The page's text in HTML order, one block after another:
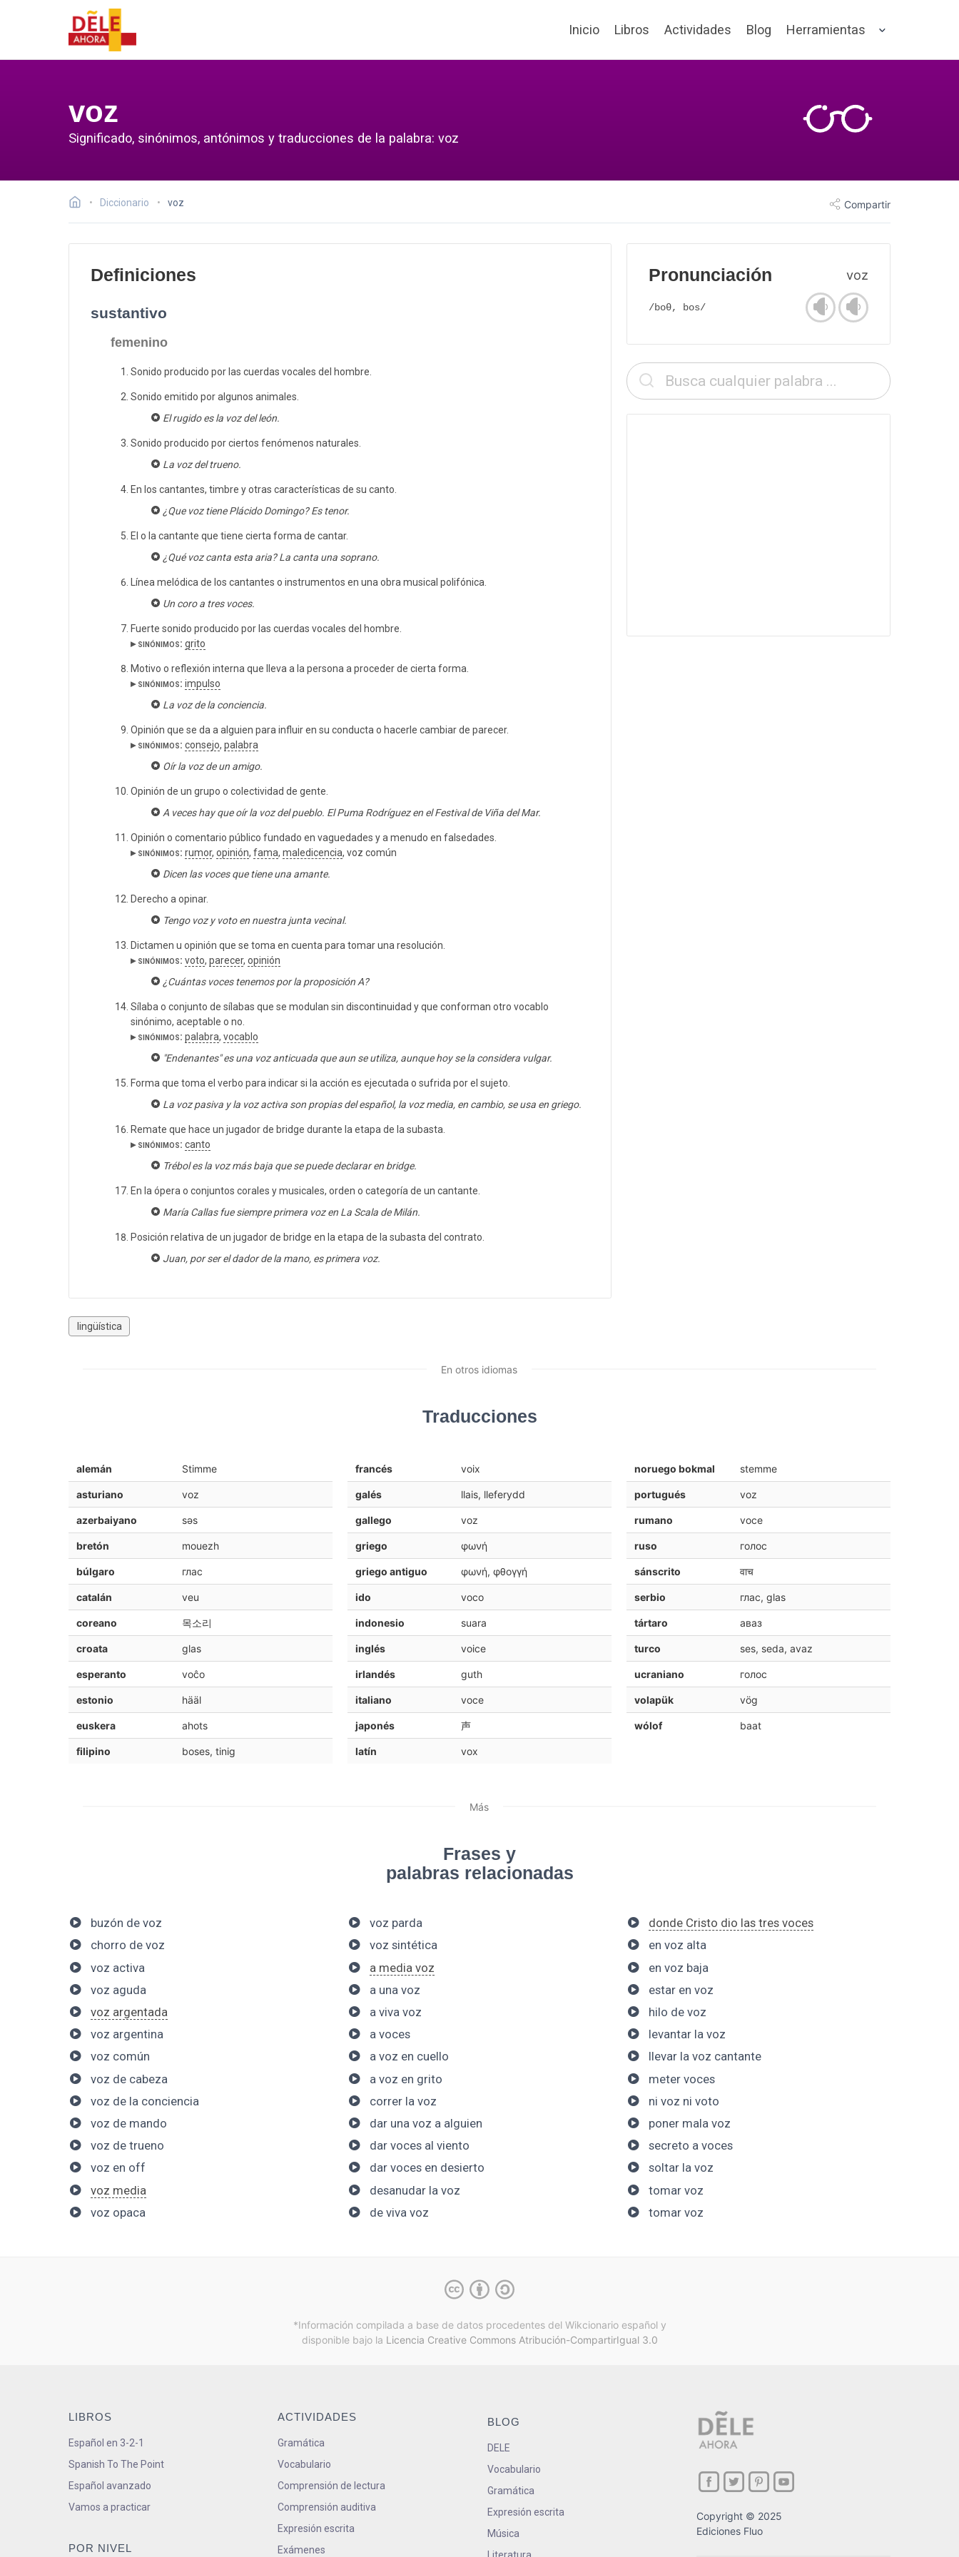
Inicio Libros Actividades Blog Herramientas
voz
Significado, sinónimos, antónimos y traducciones de la palabra: voz
Diccionario voz Compartir
Definiciones
sustantivo
femenino
Sonido producido por las cuerdas vocales del hombre.
Sonido emitido por algunos animales.
El rugido es la voz del león.
Sonido producido por ciertos fenómenos naturales.
La voz del trueno.
En los cantantes, timbre y otras características de su canto.
¿Que voz tiene Plácido Domingo? Es tenor.
El o la cantante que tiene cierta forma de cantar.
¿Qué voz canta esta aria? La canta una soprano.
Línea melódica de los cantantes o instrumentos en una obra musical polifónica.
Un coro a tres voces.
Fuerte sonido producido por las cuerdas vocales del hombre.
▸ sinónimos: grito
Motivo o reflexión interna que lleva a la persona a proceder de cierta forma.
▸ sinónimos: impulso
La voz de la conciencia.
Opinión que se da a alguien para influir en su conducta o hacerle cambiar de parecer.
▸ sinónimos: consejo, palabra
Oír la voz de un amigo.
Opinión de un grupo o colectividad de gente.
A veces hay que oír la voz del pueblo. El Puma Rodríguez en el Festival de Viña del Mar.
Opinión o comentario público fundado en vaguedades y a menudo en falsedades.
▸ sinónimos: rumor, opinión, fama, maledicencia, voz común
Dicen las voces que tiene una amante.
Derecho a opinar.
Tengo voz y voto en nuestra junta vecinal.
Dictamen u opinión que se toma en cuenta para tomar una resolución.
▸ sinónimos: voto, parecer, opinión
¿Cuántas voces tenemos por la proposición A?
Sílaba o conjunto de sílabas que se modulan sin discontinuidad y que conforman otro vocablo
sinónimo, aceptable o no.
▸ sinónimos: palabra, vocablo
"Endenantes" es una voz anticuada que aun se utiliza, aunque hoy se la considera vulgar.
Forma que toma el verbo para indicar si la acción es ejecutada o sufrida por el sujeto.
La voz pasiva y la voz activa son propias del español, la voz media, en cambio, se usa en griego.
Remate que hace un jugador de bridge durante la etapa de la subasta.
▸ sinónimos: canto
Trébol es la voz más baja que se puede declarar en bridge.
En la ópera o conjuntos corales y musicales, orden o categoría de un cantante.
María Callas fue siempre primera voz en La Scala de Milán.
Posición relativa de un jugador de bridge en la etapa de la subasta del contrato.
Juan, por ser el dador de la mano, es primera voz.
lingüística
Pronunciación voz
/boθ, bos/
En otros idiomas
Traducciones
alemán Stimme
asturiano voz
azerbaiyano səs
bretón mouezh
búlgaro глас
catalán veu
coreano 목소리
croata glas
esperanto voĉo
estonio hääl
euskera ahots
filipino boses, tinig
francés voix
galés llais, lleferydd
gallego voz
griego φωνή
griego antiguo φωνή, φθογγή
ido voco
indonesio suara
inglés voice
irlandés guth
italiano voce
japonés 声
latín vox
noruego bokmal stemme
portugués voz
rumano voce
ruso голос
sánscrito वाच
serbio глас, glas
tártaro аваз
turco ses, seda, avaz
ucraniano голос
volapük vög
wólof baat
Más
Frases y
palabras relacionadas
buzón de voz
chorro de voz
voz activa
voz aguda
voz argentada
voz argentina
voz común
voz de cabeza
voz de la conciencia
voz de mando
voz de trueno
voz en off
voz media
voz opaca
voz parda
voz sintética
a media voz
a una voz
a viva voz
a voces
a voz en cuello
a voz en grito
correr la voz
dar una voz a alguien
dar voces al viento
dar voces en desierto
desanudar la voz
de viva voz
donde Cristo dio las tres voces
en voz alta
en voz baja
estar en voz
hilo de voz
levantar la voz
llevar la voz cantante
meter voces
ni voz ni voto
poner mala voz
secreto a voces
soltar la voz
tomar voz
tomar voz
*Información compilada a base de datos procedentes del Wikcionario español y
disponible bajo la Licencia Creative Commons Atribución-CompartirIgual 3.0
LIBROS
Español en 3-2-1
Spanish To The Point
Español avanzado
Vamos a practicar
POR NIVEL
ACTIVIDADES
Gramática
Vocabulario
Comprensión de lectura
Comprensión auditiva
Expresión escrita
Exámenes
BLOG
DELE
Vocabulario
Gramática
Expresión escrita
Música
Literatura
Copyright © 2025
Ediciones Fluo